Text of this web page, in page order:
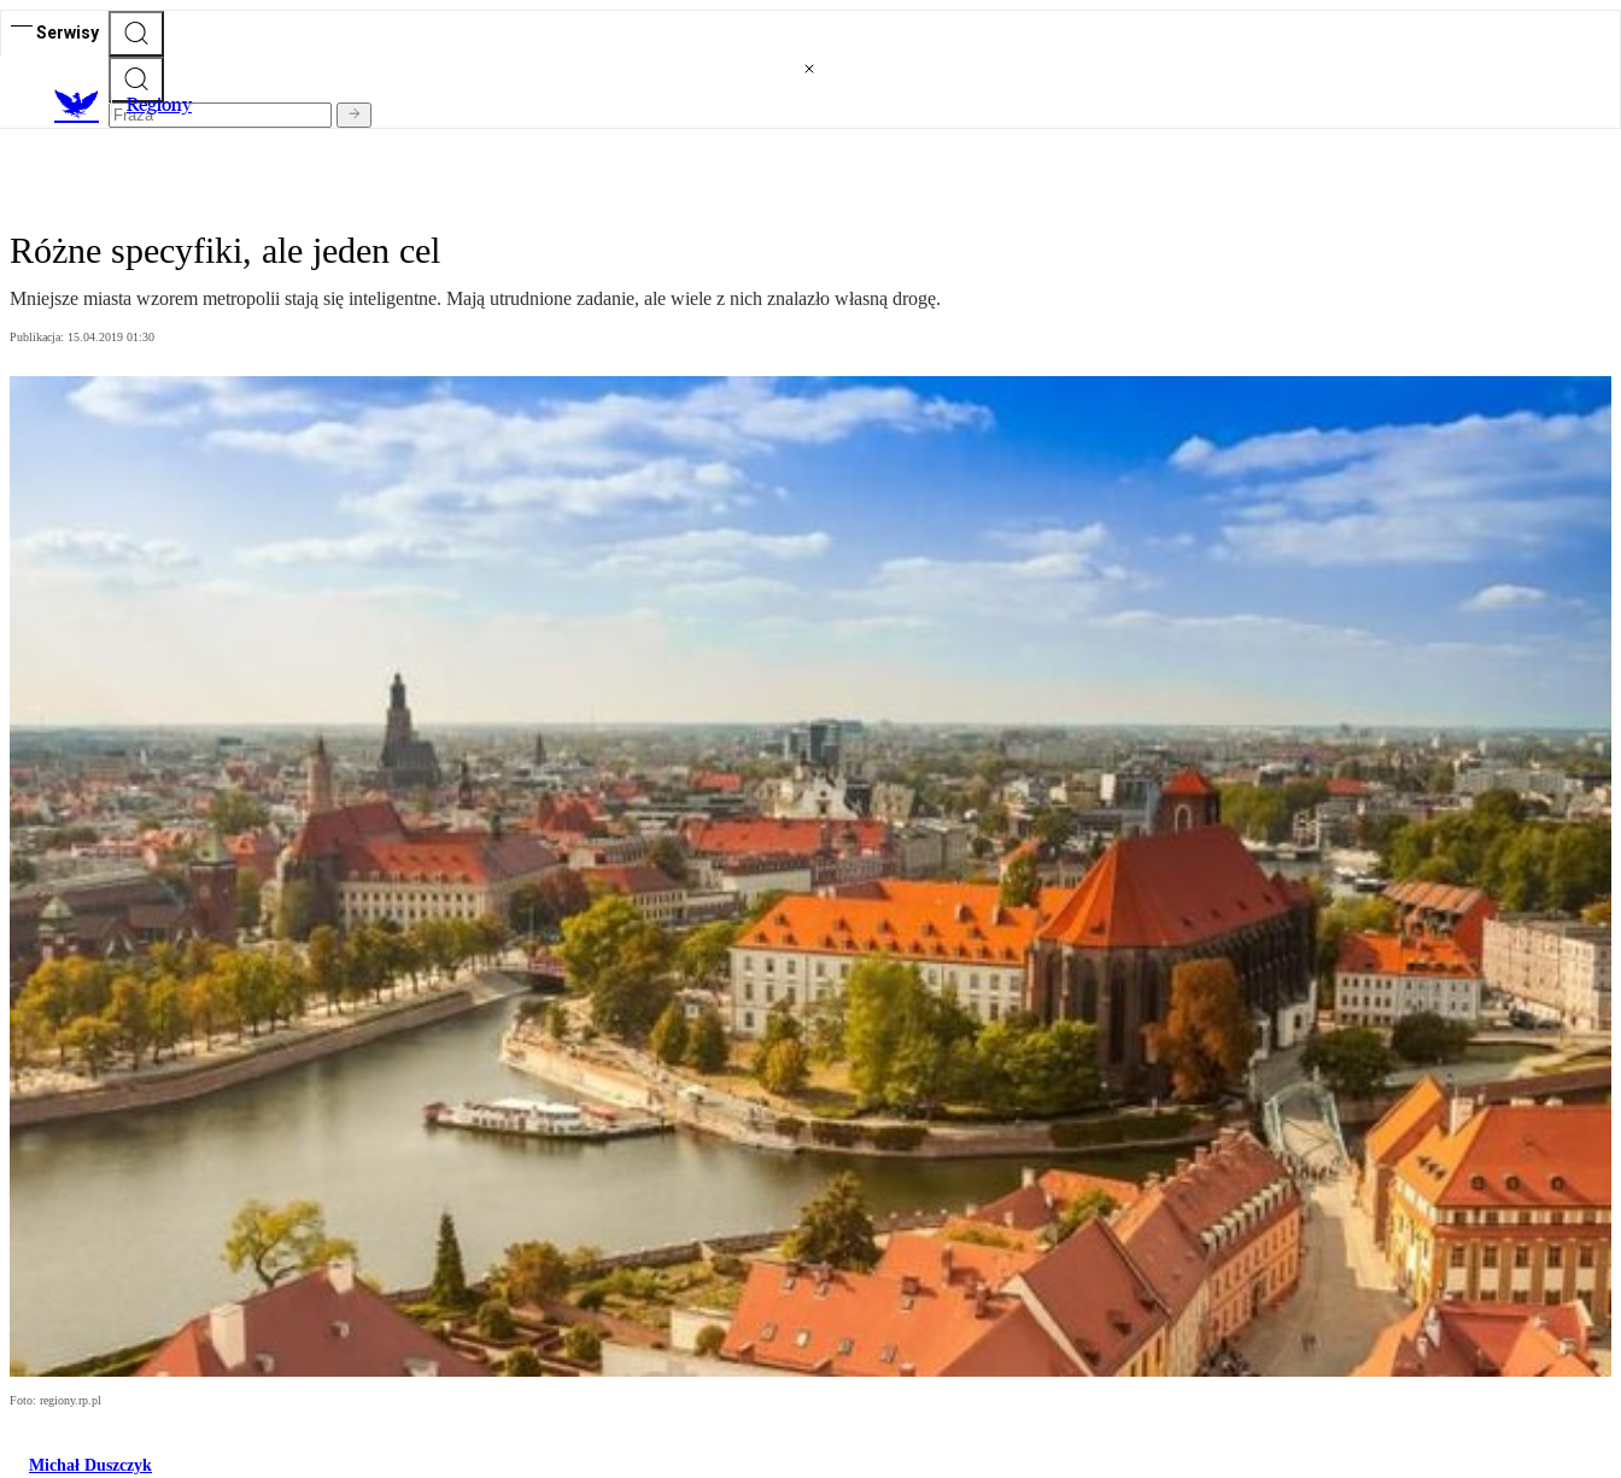
Serwisy
Regiony
Różne specyfiki, ale jeden cel
Mniejsze miasta wzorem metropolii stają się inteligentne. Mają utrudnione zadanie, ale wiele z nich znalazło własną drogę.
Publikacja: 15.04.2019 01:30
Foto: regiony.rp.pl
Michał Duszczyk